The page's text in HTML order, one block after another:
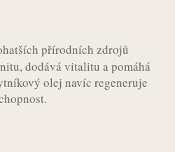
přírodních zdrojů
dodává vitalitu a pomáhá
olej navíc regeneruje